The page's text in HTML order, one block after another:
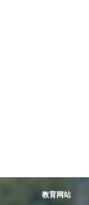
教育网站